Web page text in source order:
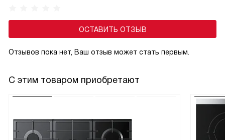
ОСТАВИТЬ ОТЗЫВ
Отзывов пока нет, Ваш отзыв может стать первым.
С этим товаром приобретают